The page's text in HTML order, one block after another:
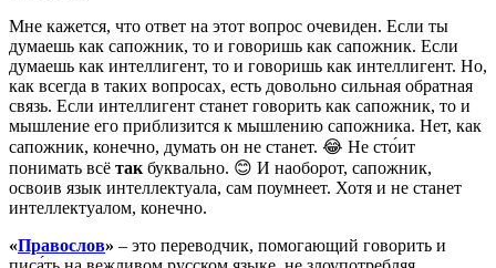
Мне кажется, что ответ на этот вопрос очевиден. Если ты
думаешь как сапожник, то и говоришь как сапожник. Если
думаешь как интеллигент, то и говоришь как интеллигент. Но,
как всегда в таких вопросах, есть довольно сильная обратная
связь. Если интеллигент станет говорить как сапожник, то и
мышление его приблизится к мышлению сапожника. Нет, как
сапожник, конечно, думать он не станет. 😂 Не сто́ит
понимать всё так буквально. 😊 И наоборот, сапожник,
освоив язык интеллектуала, сам поумнеет. Хотя и не станет
интеллектуалом, конечно.
«Правослов» – это переводчик, помогающий говорить и